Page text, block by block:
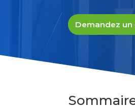
Demandez